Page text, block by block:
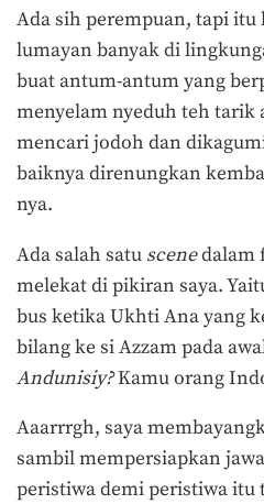
Ada sih perempuan, tapi itu
lumayan banyak di
buat antum-antum yang
menyelam nyeduh teh tarik
mencari jodoh dan
baiknya direnungkan
nya.
Ada salah satu scenedalam
melekat di pikiran saya.
bus ketika Ukhti Ana yang
bilang ke si Azzam pada
Andunisiy?Kamu orang
Aaarrrgh, saya
sambil mempersiapkan
peristiwa demi peristiwa itu